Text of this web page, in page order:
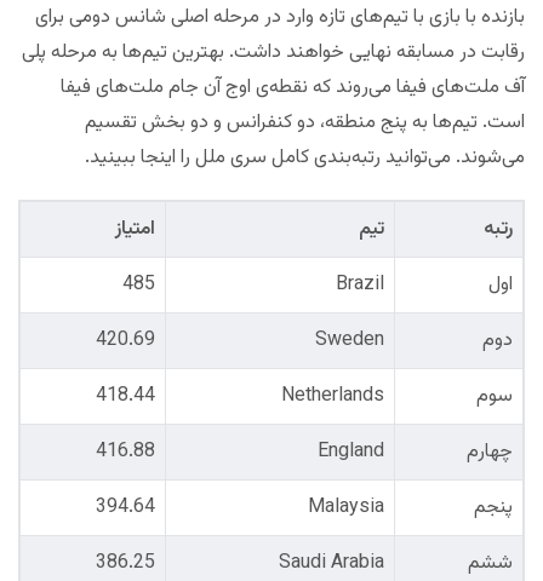
بازنده با بازی با تیم‌های تازه وارد در مرحله اصلی شانس دومی برای
رقابت در مسابقه نهایی خواهند داشت. بهترین تیم‌ها به مرحله پلی
آف ملت‌های فیفا می‌روند که نقطه‌ی اوج آن جام ملت‌های فیفا
است. تیم‌ها به پنج منطقه، دو کنفرانس و دو بخش تقسیم
می‌شوند. می‌توانید رتبه‌بندی کامل سری ملل را اینجا ببینید.
رتبه تیم
امتیاز
اول
Brazil
485
دوم
Sweden
420.69
سوم
Netherlands
418.44
چهارم
England
416.88
پنجم
Malaysia
394.64
ششم
Saudi Arabia
386.25